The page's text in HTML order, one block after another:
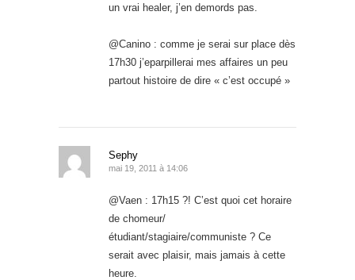
un vrai healer, j’en demords pas.
@Canino : comme je serai sur place dès
17h30 j’eparpillerai mes affaires un peu
partout histoire de dire « c’est occupé »
Sephy
mai 19, 2011 à 14:06
@Vaen : 17h15 ?! C’est quoi cet horaire
de chomeur/
étudiant/stagiaire/communiste ? Ce
serait avec plaisir, mais jamais à cette
heure.